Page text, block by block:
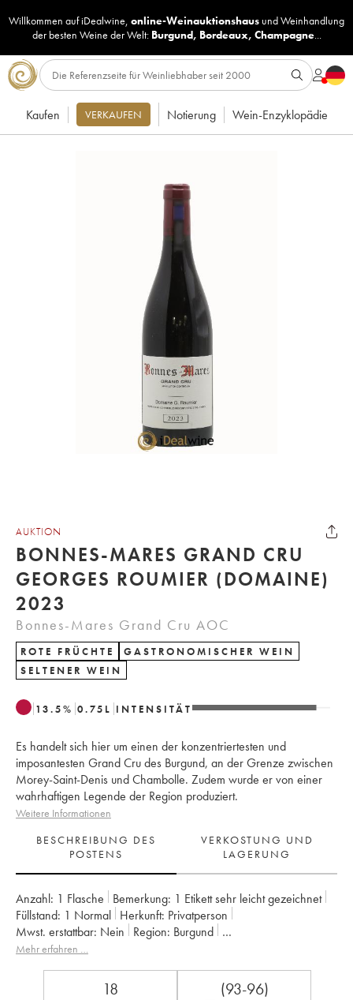
Willkommen auf iDealwine, online-Weinauktionshaus undWeinhandlung
der besten Weine der Welt: Burgund, Bordeaux, Champagne...
Kaufen VERKAUFEN Notierung Wein-Enzyklopädie
AUKTION
BONNES-MARES GRAND CRU
GEORGES ROUMIER (DOMAINE)
2023
Bonnes-Mares Grand Cru AOC
ROTE FRÜCHTE
GASTRONOMISCHER WEIN
SELTENER WEIN
13.5% 0.75 L INTENSITÄT
Es handelt sich hier um einen der konzentriertesten und
imposantesten Grand Cru des Burgund, an der Grenze zwischen
Morey-Saint-Denis und Chambolle. Zudem wurde er von einer
wahrhaftigen Legende der Region produziert.
Weitere Informationen
BESCHREIBUNG DES
POSTENS
VERKOSTUNG UND
LAGERUNG
Anzahl: 1 Flasche Bemerkung: 1 Etikett sehr leicht gezeichnet
Füllstand: 1 Normal Herkunft:
privatperson
Mwst. erstattbar:
nein Region:
Burgund
Appellation: Bonnes-Mares
Mehr erfahren …
18 (93-96)